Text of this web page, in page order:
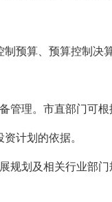
算、预算控制决
理。市直部门可根
计划的依据。
划及相关行业部门